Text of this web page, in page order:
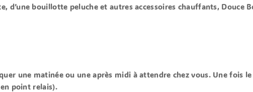
d’une bouillotte peluche et autres accessoires chauffants,
une matinée ou une après midi à attendre chez vous. Une fois
point relais).